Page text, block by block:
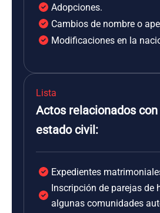
Adopciones.
Cambios de nombre o
Modificaciones en la
Lista
Actos relacionados con
estado civil:
Expedientes
Inscripción de parejas de
algunas comunidades